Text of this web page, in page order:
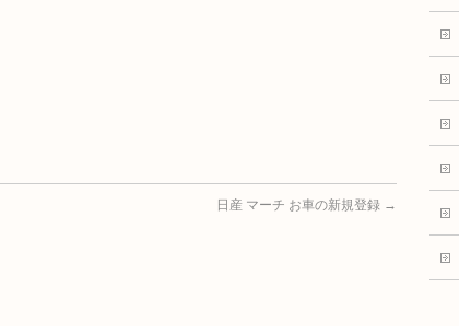
日産 マーチ お車の新規登録 →